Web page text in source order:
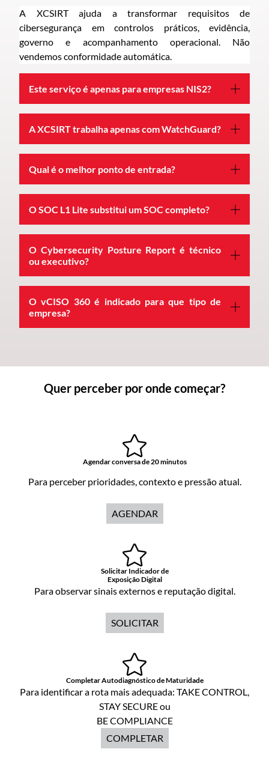
A XCSIRT ajuda a transformar requisitos de
cibersegurança em controlos práticos, evidência,
governo e acompanhamento operacional. Não
vendemos conformidade automática.
Este serviço é apenas para empresas NIS2?
A XCSIRT trabalha apenas com WatchGuard?
Qual é o melhor ponto de entrada?
O SOC L1 Lite substitui um SOC completo?
O Cybersecurity Posture Report é técnico
ou executivo?
O vCISO 360 é indicado para que tipo de
empresa?
Quer perceber por onde começar?
Agendar conversa de 20 minutos
Para perceber prioridades, contexto e pressão atual.
AGENDAR
Solicitar Indicador de
Exposição Digital
Para observar sinais externos e reputação digital.
SOLICITAR
Completar Autodiagnóstico de Maturidade
Para identificar a rota mais adequada: TAKE CONTROL,
STAY SECURE ou
BE COMPLIANCE
COMPLETAR